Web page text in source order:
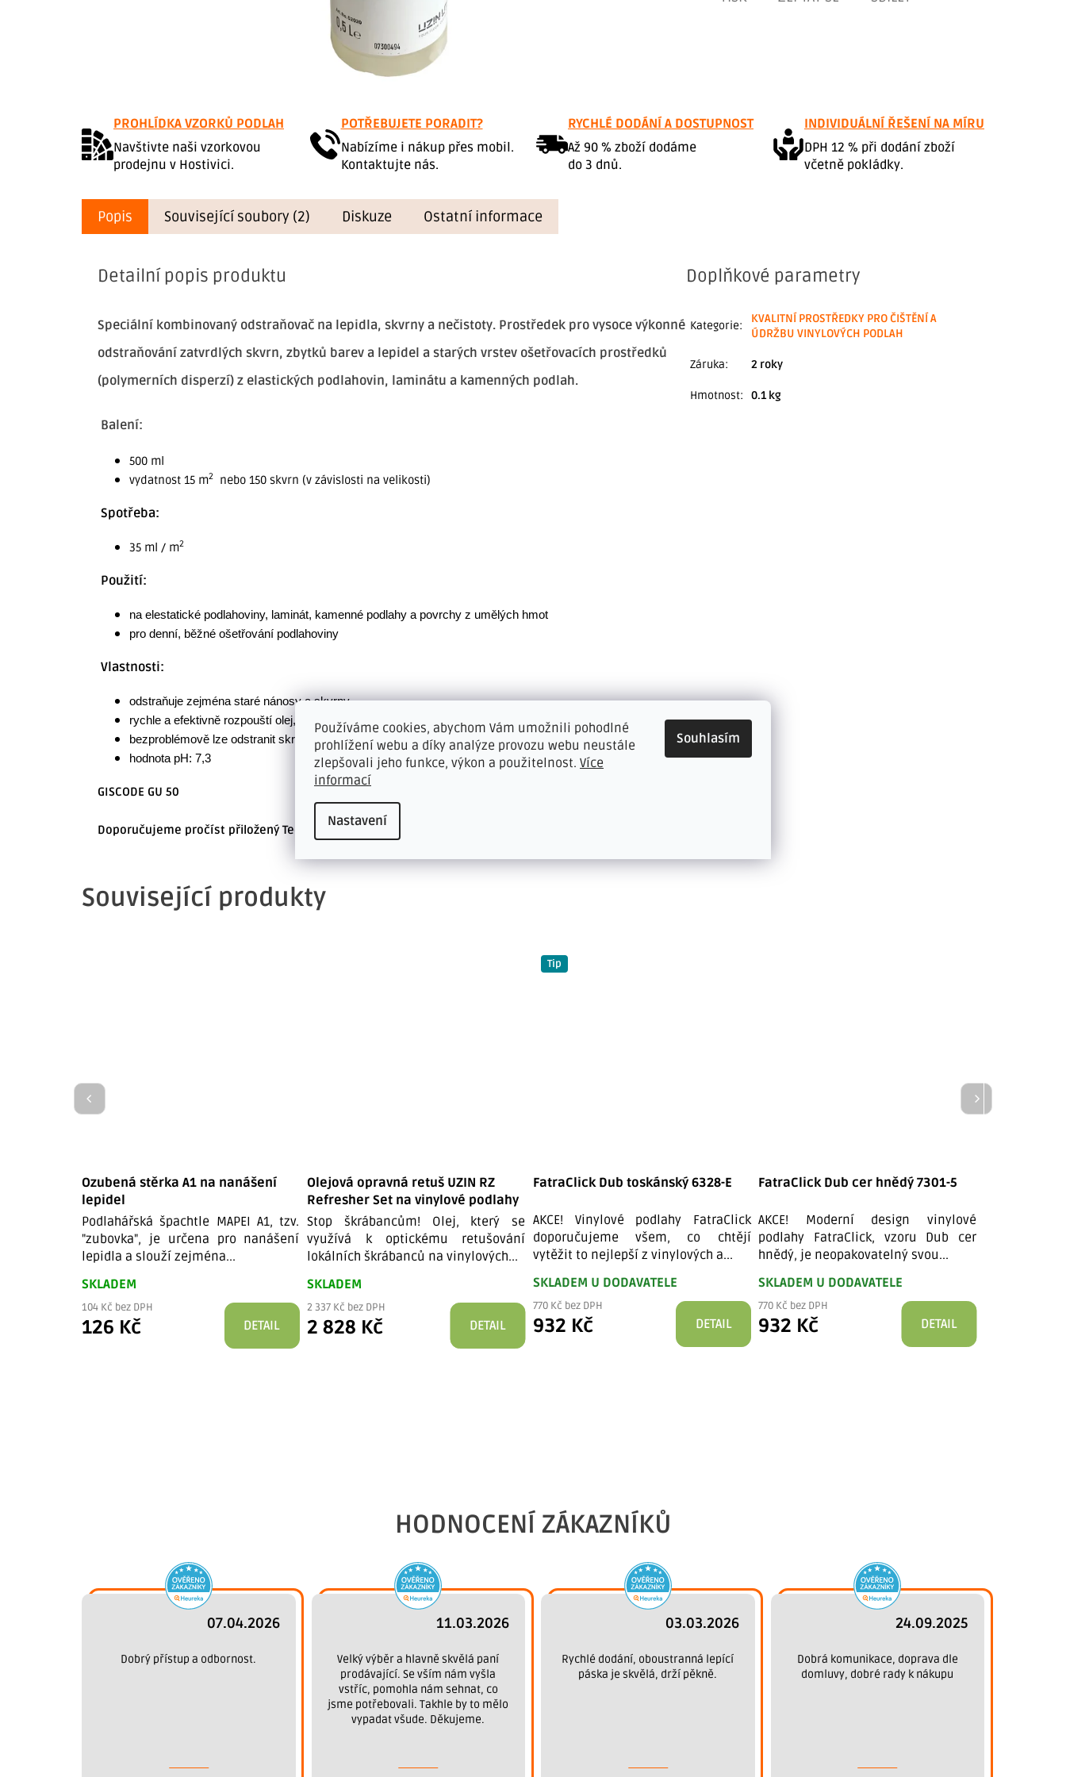
Používáme cookies, abychom Vám umožnili pohodlné
prohlížení webu a díky analýze provozu webu neustále
zlepšovali jeho funkce, výkon a použitelnost. Více
informací
Nastavení
Souhlasím
PROHLÍDKA VZORKŮ PODLAH
Navštivte naši vzorkovou
prodejnu v Hostivici.
POTŘEBUJETE PORADIT?
Nabízíme i nákup přes mobil.
Kontaktujte nás.
RYCHLÉ DODÁNÍ A DOSTUPNOST
Až 90 % zboží dodáme
do 3 dnů.
INDIVIDUÁLNÍ ŘEŠENÍ NA MÍRU
DPH 12 % při dodání zboží
včetně pokládky.
Popis Související soubory (2) Diskuze Ostatní informace
Detailní popis produktu
Speciální kombinovaný odstraňovač na lepidla, skvrny a nečistoty. Prostředek pro vysoce výkonné
odstraňování zatvrdlých skvrn, zbytků barev a lepidel a starých vrstev ošetřovacích prostředků
(polymerních disperzí) z elastických podlahovin, laminátu a kamenných podlah.
Balení:
500 ml
vydatnost 15 m2 nebo 150 skvrn (v závislosti na velikosti)
Spotřeba:
35 ml / m2
Použití:
na elestatické podlahoviny, laminát, kamenné podlahy a povrchy z umělých hmot
pro denní, běžné ošetřování podlahoviny
Vlastnosti:
odstraňuje zejména staré nánosy a skvrny
rychle a efektivně rozpouští olej, pryžové stopy, disperzní barvy a vodě odolné zbytky lepidel
bezproblémově lze odstranit skrvny od podrážek bot, žvýkačky nebo barvy
hodnota pH: 7,3
GISCODE GU 50
Doporučujeme pročíst přiložený Technický a Bezpečnostní list.
Doplňkové parametry
Kategorie:
KVALITNÍ PROSTŘEDKY PRO ČIŠTĚNÍ A
ÚDRŽBU VINYLOVÝCH PODLAH
Záruka: 2 roky
Hmotnost: 0.1 kg
Související produkty
Ozubená stěrka A1 na nanášení
lepidel
Podlahářská špachtle MAPEI A1, tzv.
"zubovka", je určena pro nanášení
lepidla a slouží zejména...
SKLADEM
104 Kč bez DPH
126 Kč DETAIL
Olejová opravná retuš UZIN RZ
Refresher Set na vinylové podlahy
Stop škrábancům! Olej, který se
využívá k optickému retušování
lokálních škrábanců na vinylových...
SKLADEM
2 337 Kč bez DPH
2 828 Kč DETAIL
Tip
FatraClick Dub toskánský 6328-E
AKCE! Vinylové podlahy FatraClick
doporučujeme všem, co chtějí
vytěžit to nejlepší z vinylových a...
SKLADEM U DODAVATELE
770 Kč bez DPH
932 Kč DETAIL
FatraClick Dub cer hnědý 7301-5
AKCE! Moderní design vinylové
podlahy FatraClick, vzoru Dub cer
hnědý, je neopakovatelný svou...
SKLADEM U DODAVATELE
770 Kč bez DPH
932 Kč DETAIL
HODNOCENÍ ZÁKAZNÍKŮ
07.04.2026
Dobrý přístup a odbornost.
11.03.2026
Velký výběr a hlavně skvělá paní
prodávající. Se vším nám vyšla
vstříc, pomohla nám sehnat, co
jsme potřebovali. Takhle by to mělo
vypadat všude. Děkujeme.
03.03.2026
Rychlé dodání, oboustranná lepící
páska je skvělá, drží pěkně.
24.09.2025
Dobrá komunikace, doprava dle
domluvy, dobré rady k nákupu